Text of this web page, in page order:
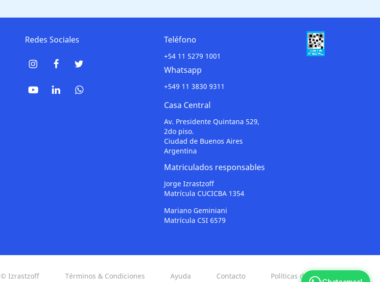
Redes Sociales Teléfono
+54 11 5279 1001
Whatsapp
+549 11 3830 9311
Casa Central
Av. Presidente Quintana 529,
2do piso.
Ciudad de Buenos Aires
Argentina
Matriculados responsables
Jorge Izrastzoff
Matrícula CUCICBA 1354
Mariano Geminiani
Matrícula CSI 6579
© Izrastzoff Términos & Condiciones Ayuda Contacto Políticas de Privacidad